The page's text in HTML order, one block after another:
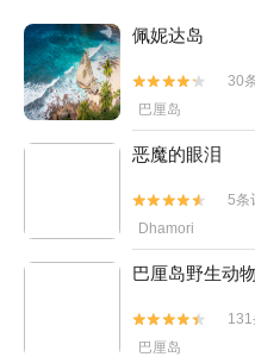
佩妮达岛


30
巴厘岛
恶魔的眼泪


5条
Dhamori
巴厘岛野生动


131
巴厘岛